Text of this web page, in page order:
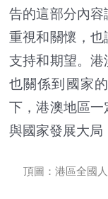
告的這部分內
重視和關懷，
支持和期望。港
也關係到國家
下，港澳地區
與國家發展大局
頂圖：港區全國